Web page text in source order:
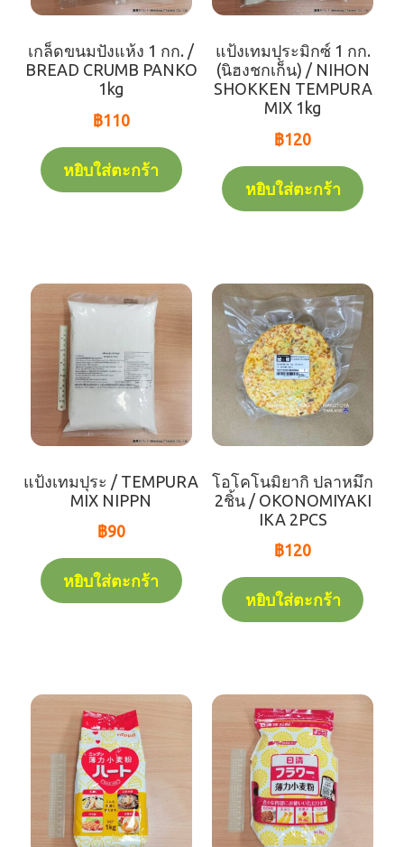
เกล็ดขนมปังแห้ง 1 กก. /
BREAD CRUMB PANKO
1kg
฿110
หยิบใส่ตะกร้า
แป้งเทมปุระมิกซ์ 1 กก.
(นิฮงชกเก็น) / NIHON
SHOKKEN TEMPURA
MIX 1kg
฿120
หยิบใส่ตะกร้า
แป้งเทมปุระ / TEMPURA
MIX NIPPN
฿90
หยิบใส่ตะกร้า
โอโคโนมิยากิ ปลาหมึก
2ชิ้น / OKONOMIYAKI
IKA 2PCS
฿120
หยิบใส่ตะกร้า